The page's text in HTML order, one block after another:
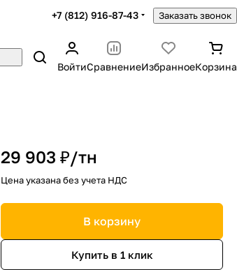
+7 (812) 916-87-43 Заказать звонок
ВойтиСравнениеИзбранноеКорзина
29 903 ₽/тн
Цена указана без учета НДС
В корзину
Купить в 1 клик